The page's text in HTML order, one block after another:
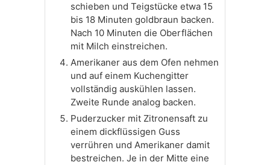
schieben und Teigstücke etwa 15
bis 18 Minuten goldbraun backen.
Nach 10 Minuten die Oberflächen
mit Milch einstreichen.
Amerikaner aus dem Ofen nehmen
und auf einem Kuchengitter
vollständig auskühlen lassen.
Zweite Runde analog backen.
Puderzucker mit Zitronensaft zu
einem dickflüssigen Guss
verrühren und Amerikaner damit
bestreichen. Je in der Mitte eine